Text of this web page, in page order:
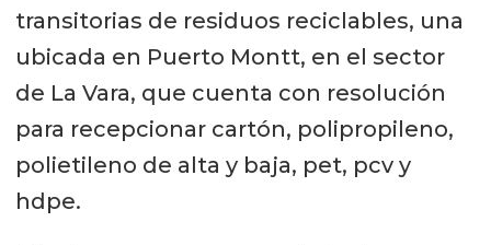
transitorias de residuos reciclables, una
ubicada en Puerto Montt, en el sector
de La Vara, que cuenta con resolución
para recepcionar cartón, polipropileno,
polietileno de alta y baja, pet, pcv y
hdpe.